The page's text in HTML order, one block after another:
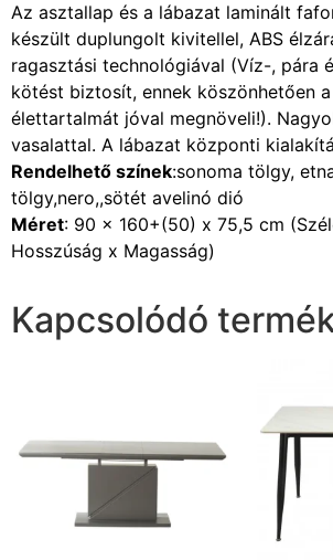
Az asztallap és a lábazat laminált
készült duplungolt kivitellel, ABS
ragasztási technológiával (Víz-, pára
kötést biztosít, ennek köszönhetően
élettartalmát jóval megnöveli!).
vasalattal. A lábazat központi
Rendelhető színek:sonoma tölgy,
tölgy,nero,,sötét avelinó dió
Méret: 90 x 160+(50) x 75,5 cm
Hosszúság x Magasság)
Kapcsolódó